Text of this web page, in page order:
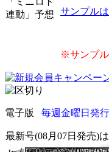
サンプル
※サンプル
電子版 毎週金曜日発行
最新号(08月07日発売)